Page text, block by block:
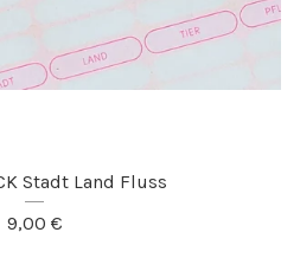
Stadt Land Fluss
9,00 €